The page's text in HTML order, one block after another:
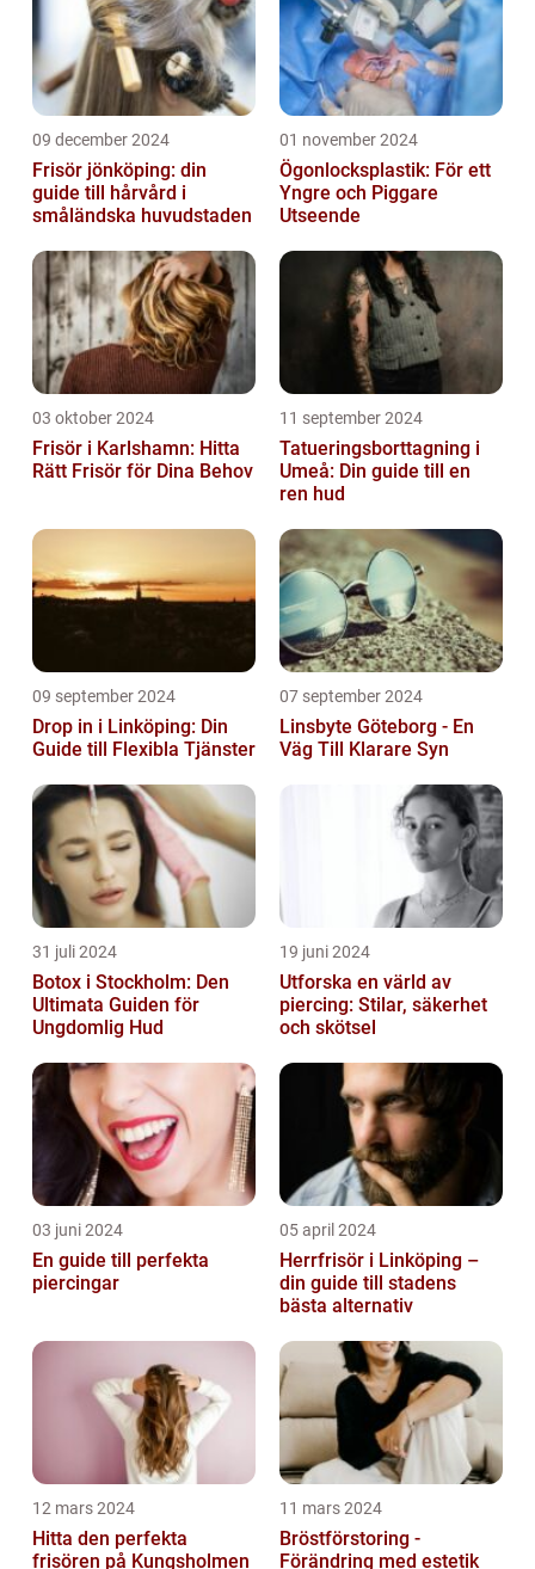
09 december 2024
Frisör jönköping: din
guide till hårvård i
småländska huvudstaden
01 november 2024
Ögonlocksplastik: För ett
Yngre och Piggare
Utseende
03 oktober 2024
Frisör i Karlshamn: Hitta
Rätt Frisör för Dina Behov
11 september 2024
Tatueringsborttagning i
Umeå: Din guide till en
ren hud
09 september 2024
Drop in i Linköping: Din
Guide till Flexibla Tjänster
07 september 2024
Linsbyte Göteborg - En
Väg Till Klarare Syn
31 juli 2024
Botox i Stockholm: Den
Ultimata Guiden för
Ungdomlig Hud
19 juni 2024
Utforska en värld av
piercing: Stilar, säkerhet
och skötsel
03 juni 2024
En guide till perfekta
piercingar
05 april 2024
Herrfrisör i Linköping –
din guide till stadens
bästa alternativ
12 mars 2024
Hitta den perfekta
frisören på Kungsholmen
11 mars 2024
Bröstförstoring -
Förändring med estetik